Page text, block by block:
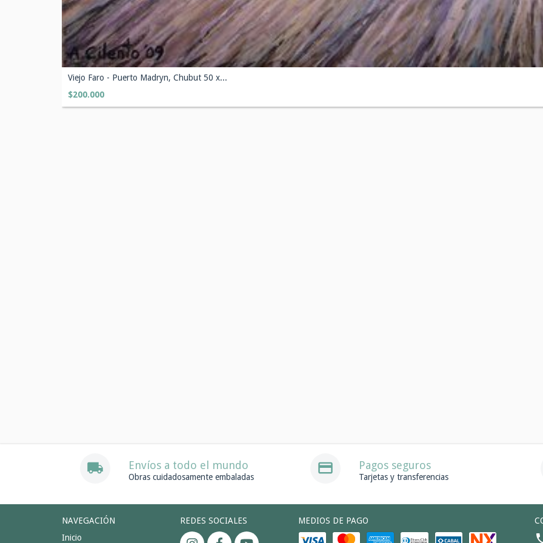
Viejo Faro - Puerto Madryn, Chubut 50 x...
$200.000
Envíos a todo el mundo
Obras cuidadosamente embaladas
Pagos seguros
Tarjetas y transferencias
NAVEGACIÓN
Inicio
REDES SOCIALES MEDIOS DE PAGO